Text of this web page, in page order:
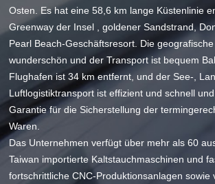
Osten. Es hat eine 58,6 km lange Küstenlinie
Greenway der Insel , goldener Sandstrand,
Pearl Beach-Geschäftsresort. Die
wunderschön und der Transport ist bequem
Flughafen ist 34 km entfernt, und der See-,
Luftlogistiktransport ist effizient und schnell
Garantie für die Sicherstellung der
Waren.
Das Unternehmen verfügt über mehr als 60
Taiwan importierte Kaltstauchmaschinen und
fortschrittliche CNC-Produktionsanlagen sowie